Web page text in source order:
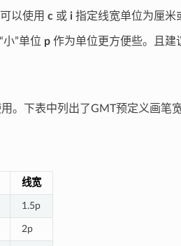
以使用 c或 i指定线宽单位为厘米
”单位 p作为单位更方便些。且建
。下表中列出了GMT预定义画笔
线宽
1.5p
2p